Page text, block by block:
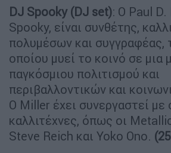
DJ Spooky (DJ set): O Paul
Spooky, είναι συνθέτης,
πολυμέσων και συγγραφέας,
οποίου μυεί το κοινό σε μια
παγκόσμιου πολιτισμού και
περιβαλλοντικών και
Ο Miller έχει συνεργαστεί με
καλλιτέχνες, όπως οι
Steve Reich και Yoko Ono.